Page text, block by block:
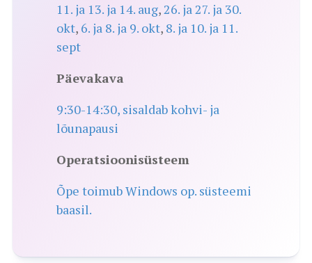
11. ja 13. ja 14. aug,26. ja 27. ja 30.
okt, 6. ja 8. ja 9. okt, 8. ja 10. ja 11.
sept
Päevakava
9:30-14:30, sisaldab kohvi- ja
lõunapausi
Operatsioonisüsteem
Õpe toimub Windows op. süsteemi
baasil.